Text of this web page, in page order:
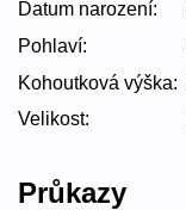
Datum narození:
Pohlaví:
Kohoutková výška:
Velikost:
Průkazy